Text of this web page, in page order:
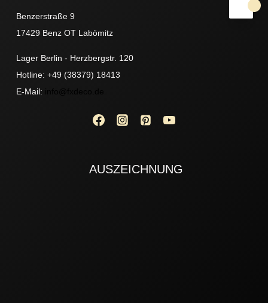
Benzerstraße 9
17429 Benz OT Labömitz
Lager Berlin - Herzbergstr. 120
Hotline: +49 (38379) 18413
E-Mail:
AUSZEICHNUNG